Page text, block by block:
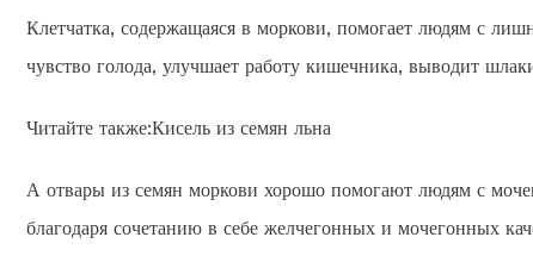
Клетчатка, содержащаяся в моркови, помогает людям с
чувство голода, улучшает работу кишечника, выводит
Читайте также:Кисель из семян льна
А отвары из семян моркови хорошо помогают людям с
благодаря сочетанию в себе желчегонных и мочегонных